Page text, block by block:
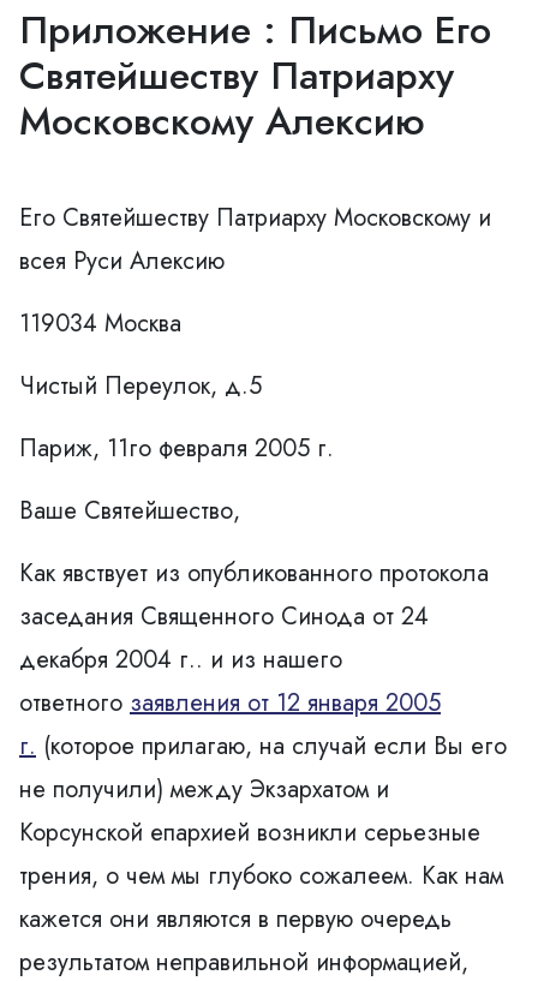
Приложение : Письмо Его
Святейшеству Патриарху
Московскому Алексию
Его Святейшеству Патриарху Московскому и
всея Руси Алексию
119034 Москва
Чистый Переулок, д.5
Париж, 11го февраля 2005 г.
Ваше Святейшество,
Как явствует из опубликованного протокола
заседания Священного Синода от 24
декабря 2004 г.. и из нашего
ответного заявления от 12 января 2005
г. (которое прилагаю, на случай если Вы его
не получили) между Экзархатом и
Корсунской епархией возникли серьезные
трения, о чем мы глубоко сожалеем. Как нам
кажется они являются в первую очередь
результатом неправильной информацией,